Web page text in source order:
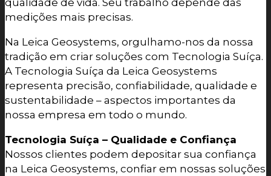
medições mais precisas.
Na Leica Geosystems, orgulhamo-nos da nossa
tradição em criar soluções com Tecnologia Suíça.
A Tecnologia Suíça da Leica Geosystems
representa precisão, confiabilidade, qualidade e
sustentabilidade – aspectos importantes da
nossa empresa em todo o mundo.
Tecnologia Suíça – Qualidade e Confiança
Nossos clientes podem depositar sua confiança
na Leica Geosystems, confiar em nossas soluções